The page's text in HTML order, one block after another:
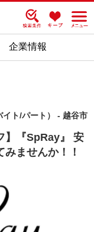
企業情報
イト/パート） - 越谷市
】『SpRay』 安
ませんか！！